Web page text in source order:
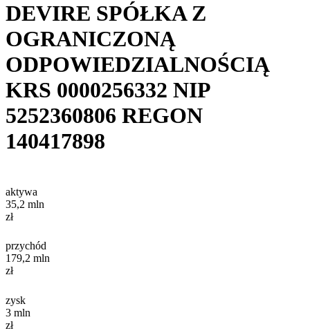
DEVIRE SPÓŁKA Z
OGRANICZONĄ
ODPOWIEDZIALNOŚCIĄ
KRS 0000256332 NIP
5252360806 REGON
140417898
aktywa
35,2 mln
zł
przychód
179,2 mln
zł
zysk
3 mln
zł